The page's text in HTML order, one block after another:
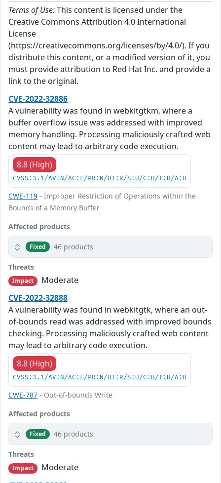
Terms of Use:This content is licensed under the
Creative Commons Attribution 4.0 International
License
(https://creativecommons.org/licenses/by/4.0/). If you
distribute this content, or a modified version of it, you
must provide attribution to Red Hat Inc. and provide a
link to the original.
CVE-2022-32886
A vulnerability was found in webkitgtkm, where a
buffer overflow issue was addressed with improved
memory handling. Processing maliciously crafted web
content may lead to arbitrary code execution.
8.8 (High)
CVSS:3.1/AV:N/AC:L/PR:N/UI:R/S:U/C:H/I:H/A:H
CWE-119 - Improper Restriction of Operations within the
Bounds of a Memory Buffer
Affected products
Fixed 46 products
Threats
Impact
Moderate
CVE-2022-32888
A vulnerability was found in webkitgtk, where an out-
of-bounds read was addressed with improved bounds
checking. Processing maliciously crafted web content
may lead to arbitrary code execution.
8.8 (High)
CVSS:3.1/AV:N/AC:L/PR:N/UI:R/S:U/C:H/I:H/A:H
CWE-787 - Out-of-bounds Write
Affected products
Fixed 46 products
Threats
Impact
Moderate